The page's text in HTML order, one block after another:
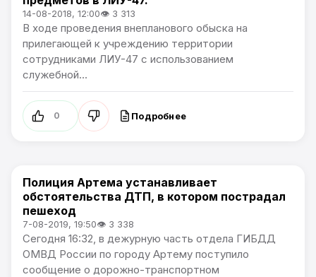
14-08-2018, 12:00👁 3 313
В ходе проведения внепланового обыска на
прилегающей к учреждению территории
сотрудниками ЛИУ-47 с использованием
служебной...
0 Подробнее
Происшествия
Полиция Артема устанавливает
обстоятельства ДТП, в котором пострадал
пешеход
7-08-2019, 19:50👁 3 338
Сегодня 16:32, в дежурную часть отдела ГИБДД
ОМВД России по городу Артему поступило
сообщение о дорожно-транспортном